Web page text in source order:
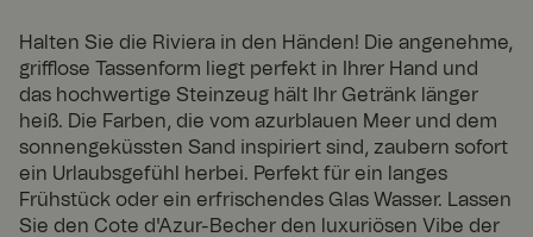
Halten Sie die Riviera in den Händen! Die angenehme,
grifflose Tassenform liegt perfekt in Ihrer Hand und
das hochwertige Steinzeug hält Ihr Getränk länger
heiß. Die Farben, die vom azurblauen Meer und dem
sonnengeküssten Sand inspiriert sind, zaubern sofort
ein Urlaubsgefühl herbei. Perfekt für ein langes
Frühstück oder ein erfrischendes Glas Wasser. Lassen
Sie den Cote d'Azur-Becher den luxuriösen Vibe der